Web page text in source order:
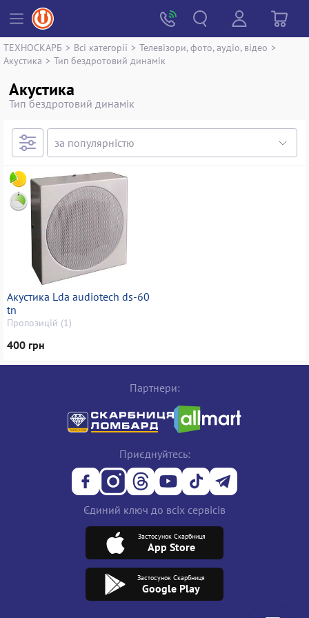
ТЕХНОСКАРБ > Всі категорії > Телевізори, фото, аудіо, відео >
Акустика > Тип бездротовий динамік
Акустика
Тип бездротовий динамік
Акустика Lda audiotech ds-60
tn
Пропозицій (1)
400 грн
Партнери:
Приєднуйтесь:
Єдиний ключ до всіх сервісів
Застосунок Скарбниця
App Store
Застосунок Скарбниця
Google Play